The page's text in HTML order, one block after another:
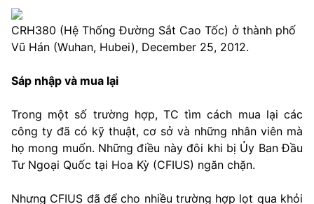
CRH380 (Hệ Thống Đường Sắt Cao Tốc) ở thành phố
Vũ Hán (Wuhan, Hubei), December 25, 2012.
Sáp nhập và mua lại
Trong một số trường hợp, TC tìm cách mua lại các
công ty đã có kỹ thuật, cơ sở và những nhân viên mà
họ mong muốn. Những điều này đôi khi bị Ủy Ban Đầu
Tư Ngoại Quốc tại Hoa Kỳ (CFIUS) ngăn chặn.
Nhưng CFIUS đã để cho nhiều trường hợp lọt qua khỏi